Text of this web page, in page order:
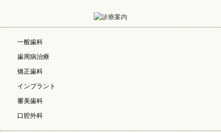
一般歯科
歯周病治療
矯正歯科
インプラント
審美歯科
口腔外科